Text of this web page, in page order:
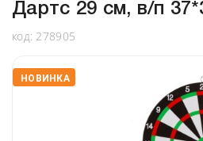
Дартс 29 см, в/п
код: 278905
НОВИНКА